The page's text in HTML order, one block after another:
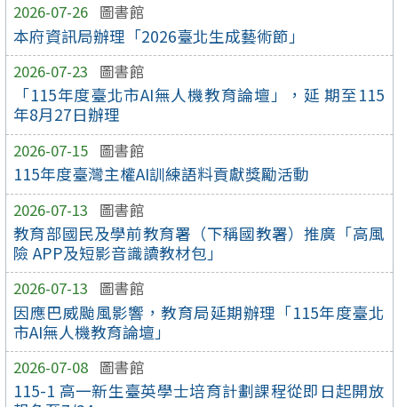
2026-07-26 圖書館
本府資訊局辦理「2026臺北生成藝術節」
2026-07-23 圖書館
「115年度臺北市AI無人機教育論壇」，延 期至115
年8月27日辦理
2026-07-15 圖書館
115年度臺灣主權AI訓練語料貢獻獎勵活動
2026-07-13 圖書館
教育部國民及學前教育署（下稱國教署）推廣「高風
險 APP及短影音識讀教材包」
2026-07-13 圖書館
因應巴威颱風影響，教育局延期辦理「115年度臺北
市AI無人機教育論壇」
2026-07-08 圖書館
115-1 高一新生臺英學士培育計劃課程從即日起開放